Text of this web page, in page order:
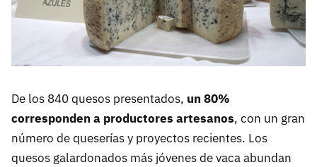
De los 840 quesos presentados, un 80%
corresponden a productores artesanos, con un gran
número de queserías y proyectos recientes. Los
quesos galardonados más jóvenes de vaca abundan